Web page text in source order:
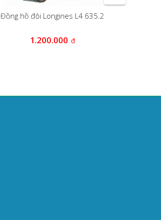
Đồng hồ đôi Longines L4 635.2
1.200.000 đ